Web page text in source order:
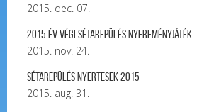
2015. dec. 07.
2015 év végi sétarepülés nyereményjáték
2015. nov. 24.
Sétarepülés nyertesek 2015
2015. aug. 31.